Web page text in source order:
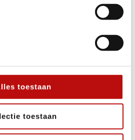
toestaan
toestaan
op te sporen en te